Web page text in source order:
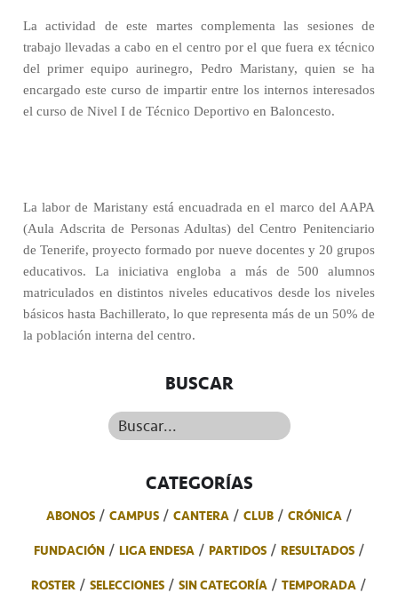
La actividad de este martes complementa las sesiones de
trabajo llevadas a cabo en el centro por el que fuera ex técnico
del primer equipo aurinegro, Pedro Maristany, quien se ha
encargado este curso de impartir entre los internos interesados
el curso de Nivel I de Técnico Deportivo en Baloncesto.
La labor de Maristany está encuadrada en el marco del AAPA
(Aula Adscrita de Personas Adultas) del Centro Penitenciario
de Tenerife, proyecto formado por nueve docentes y 20 grupos
educativos. La iniciativa engloba a más de 500 alumnos
matriculados en distintos niveles educativos desde los niveles
básicos hasta Bachillerato, lo que representa más de un 50% de
la población interna del centro.
BUSCAR
Buscar...
CATEGORÍAS
ABONOS CAMPUS CANTERA CLUB
CRÓNICA
FUNDACIÓN
LIGA ENDESA PARTIDOS
RESULTADOS
ROSTER
SELECCIONES SIN CATEGORÍA
TEMPORADA